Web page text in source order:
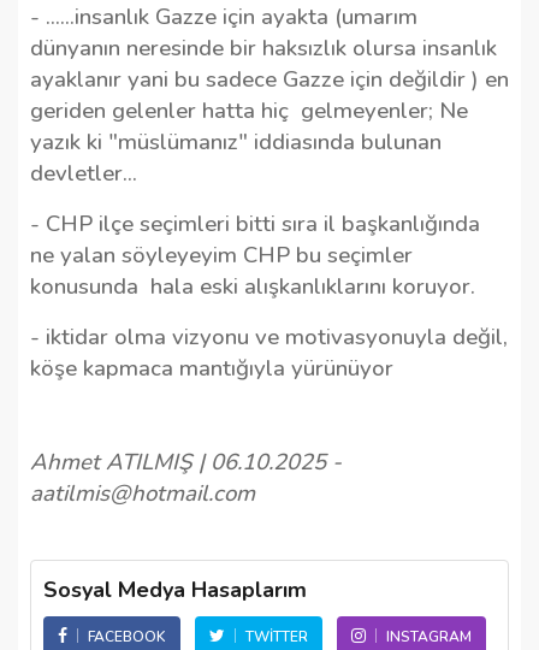
- ......insanlık Gazze için ayakta (umarım
dünyanın neresinde bir haksızlık olursa insanlık
ayaklanır yani bu sadece Gazze için değildir ) en
geriden gelenler hatta hiç gelmeyenler; Ne
yazık ki "müslümanız" iddiasında bulunan
devletler...
- CHP ilçe seçimleri bitti sıra il başkanlığında
ne yalan söyleyeyim CHP bu seçimler
konusunda hala eski alışkanlıklarını koruyor.
- iktidar olma vizyonu ve motivasyonuyla değil,
köşe kapmaca mantığıyla yürünüyor
Ahmet ATILMIŞ | 06.10.2025 -
aatilmis@hotmail.com
Sosyal Medya Hasaplarım
FACEBOOK TWITTER INSTAGRAM